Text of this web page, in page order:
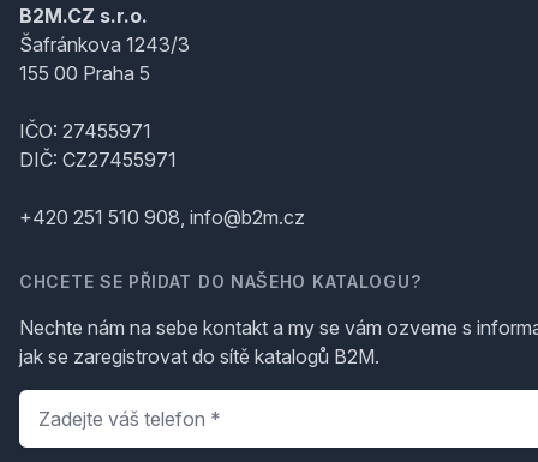
B2M.CZ s.r.o.
Šafránkova 1243/3
155 00 Praha 5
IČO: 27455971
DIČ: CZ27455971
+420 251 510 908, info@b2m.cz
CHCETE SE PŘIDAT DO NAŠEHO KATALOGU?
Nechte nám na sebe kontakt a my se vám ozveme s
jak se zaregistrovat do sítě katalogů B2M.
Telefon